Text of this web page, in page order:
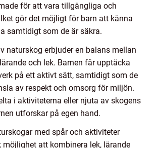
för att vara tillgängliga och
gör det möjligt för barn att känna
samtidigt som de är säkra.
naturskog erbjuder en balans mellan
och lek. Barnen får upptäcka
på ett aktivt sätt, samtidigt som de
av respekt och omsorg för miljön.
i aktiviteterna eller njuta av skogens
utforskar på egen hand.
med spår och aktiviteter
möjlighet att kombinera lek, lärande